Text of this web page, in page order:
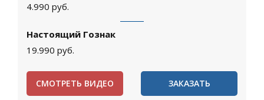
4.990 руб.
Настоящий Гознак
19.990 руб.
СМОТРЕТЬ ВИДЕО ЗАКАЗАТЬ